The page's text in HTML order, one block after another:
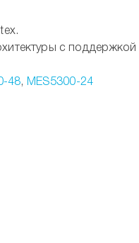
с поддержкой
48, MES5300-24